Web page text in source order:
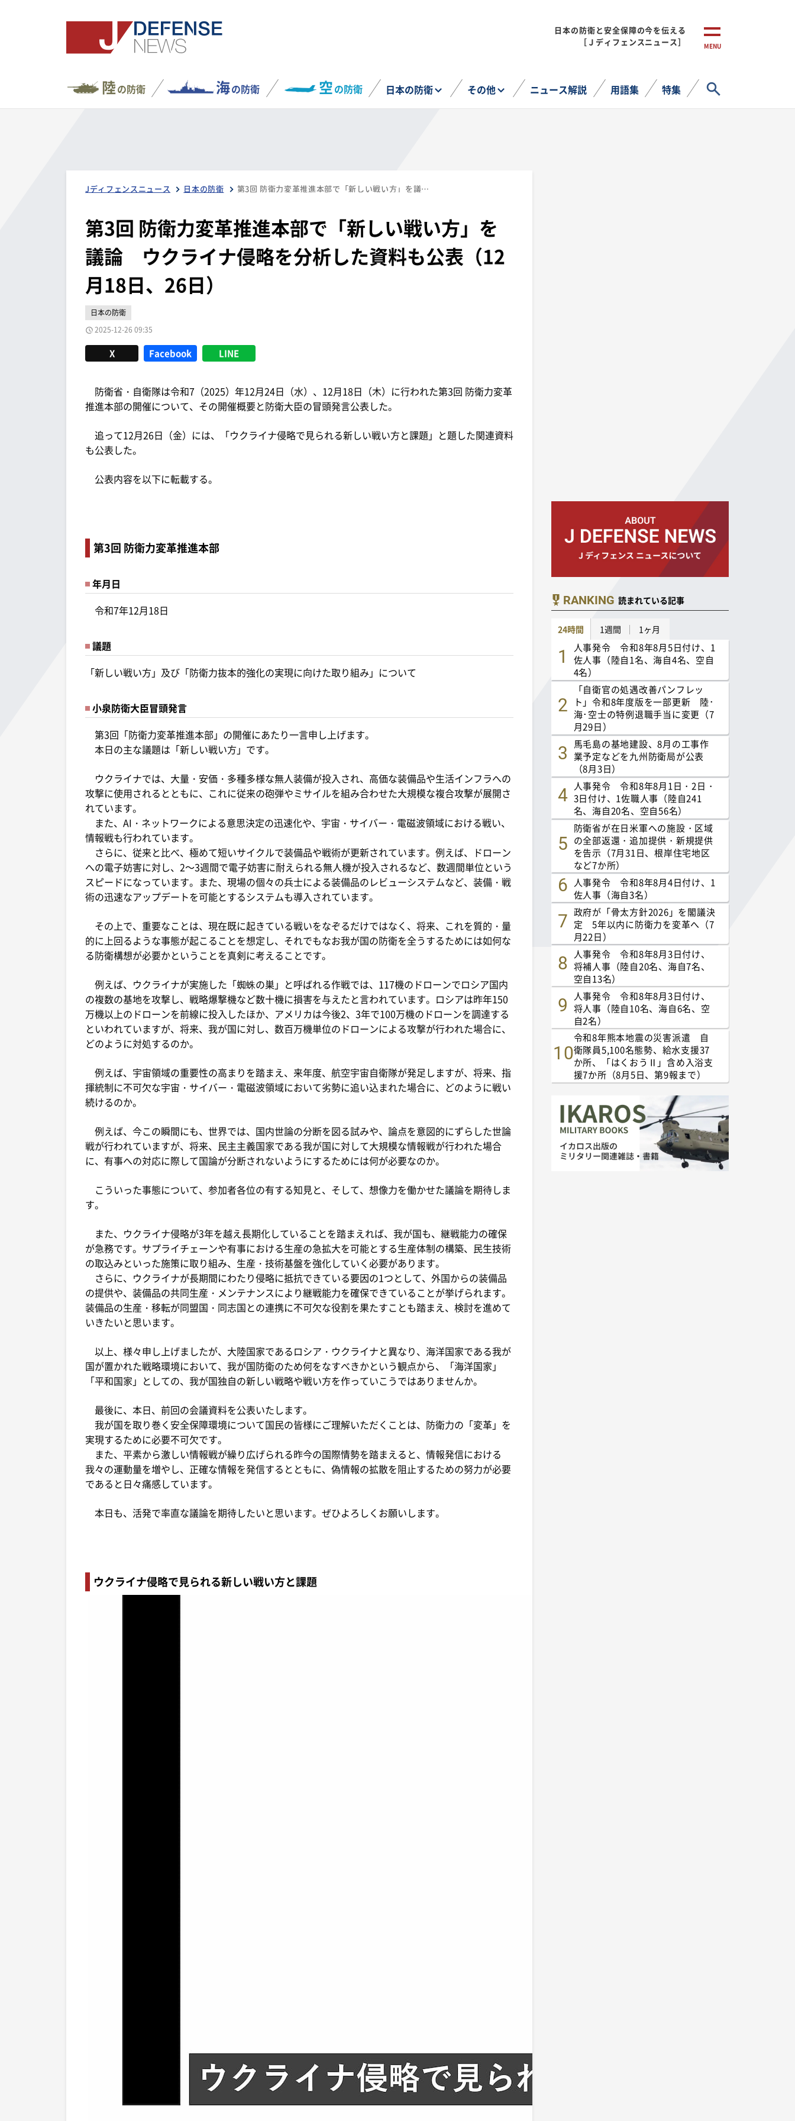
日本の防衛と安全保障の今を伝える
［Ｊディフェンスニュース］
MENU
陸の防衛 海の防衛 空の防衛 日本の防衛 その他 ニュース解説 用語集 特集
Jディフェンスニュース 日本の防衛 第3回 防衛力変革推進本部で「新しい戦い方」を議論 ウクライナ侵略を分析した資料も公表（12月18日、26日）
第3回 防衛力変革推進本部で「新しい戦い方」を
議論 ウクライナ侵略を分析した資料も公表（12
月18日、26日）
日本の防衛
2025-12-26 09:35
X Facebook LINE
防衛省・自衛隊は令和7（2025）年12月24日（水）、12月18日（木）に行われた第3回 防衛力変革
推進本部の開催について、その開催概要と防衛大臣の冒頭発言公表した。
追って12月26日（金）には、「ウクライナ侵略で見られる新しい戦い方と課題」と題した関連資料
も公表した。
公表内容を以下に転載する。
第3回 防衛力変革推進本部
年月日
令和7年12月18日
議題
「新しい戦い方」及び「防衛力抜本的強化の実現に向けた取り組み」について
小泉防衛大臣冒頭発言
第3回「防衛力変革推進本部」の開催にあたり一言申し上げます。
本日の主な議題は「新しい戦い方」です。
ウクライナでは、大量・安価・多種多様な無人装備が投入され、高価な装備品や生活インフラへの
攻撃に使用されるとともに、これに従来の砲弾やミサイルを組み合わせた大規模な複合攻撃が展開さ
れています。
また、AI・ネットワークによる意思決定の迅速化や、宇宙・サイバー・電磁波領域における戦い、
情報戦も行われています。
さらに、従来と比べ、極めて短いサイクルで装備品や戦術が更新されています。例えば、ドローン
への電子妨害に対し、2～3週間で電子妨害に耐えられる無人機が投入されるなど、数週間単位という
スピードになっています。また、現場の個々の兵士による装備品のレビューシステムなど、装備・戦
術の迅速なアップデートを可能とするシステムも導入されています。
その上で、重要なことは、現在既に起きている戦いをなぞるだけではなく、将来、これを質的・量
的に上回るような事態が起こることを想定し、それでもなお我が国の防衛を全うするためには如何な
る防衛構想が必要かということを真剣に考えることです。
例えば、ウクライナが実施した「蜘蛛の巣」と呼ばれる作戦では、117機のドローンでロシア国内
の複数の基地を攻撃し、戦略爆撃機など数十機に損害を与えたと言われています。ロシアは昨年150
万機以上のドローンを前線に投入したほか、アメリカは今後2、3年で100万機のドローンを調達する
といわれていますが、将来、我が国に対し、数百万機単位のドローンによる攻撃が行われた場合に、
どのように対処するのか。
例えば、宇宙領域の重要性の高まりを踏まえ、来年度、航空宇宙自衛隊が発足しますが、将来、指
揮統制に不可欠な宇宙・サイバー・電磁波領域において劣勢に追い込まれた場合に、どのように戦い
続けるのか。
例えば、今この瞬間にも、世界では、国内世論の分断を図る試みや、論点を意図的にずらした世論
戦が行われていますが、将来、民主主義国家である我が国に対して大規模な情報戦が行われた場合
に、有事への対応に際して国論が分断されないようにするためには何が必要なのか。
こういった事態について、参加者各位の有する知見と、そして、想像力を働かせた議論を期待しま
す。
また、ウクライナ侵略が3年を越え長期化していることを踏まえれば、我が国も、継戦能力の確保
が急務です。サプライチェーンや有事における生産の急拡大を可能とする生産体制の構築、民生技術
の取込みといった施策に取り組み、生産・技術基盤を強化していく必要があります。
さらに、ウクライナが長期間にわたり侵略に抵抗できている要因の1つとして、外国からの装備品
の提供や、装備品の共同生産・メンテナンスにより継戦能力を確保できていることが挙げられます。
装備品の生産・移転が同盟国・同志国との連携に不可欠な役割を果たすことも踏まえ、検討を進めて
いきたいと思います。
以上、様々申し上げましたが、大陸国家であるロシア・ウクライナと異なり、海洋国家である我が
国が置かれた戦略環境において、我が国防衛のため何をなすべきかという観点から、「海洋国家」
「平和国家」としての、我が国独自の新しい戦略や戦い方を作っていこうではありませんか。
最後に、本日、前回の会議資料を公表いたします。
我が国を取り巻く安全保障環境について国民の皆様にご理解いただくことは、防衛力の「変革」を
実現するために必要不可欠です。
また、平素から激しい情報戦が繰り広げられる昨今の国際情勢を踏まえると、情報発信における
我々の運動量を増やし、正確な情報を発信するとともに、偽情報の拡散を阻止するための努力が必要
であると日々痛感しています。
本日も、活発で率直な議論を期待したいと思います。ぜひよろしくお願いします。
ウクライナ侵略で見られる新しい戦い方と課題
RANKING 読まれている記事
24時間 1週間 1ヶ月
人事発令 令和8年8月5日付け、1
佐人事（陸自1名、海自4名、空自
4名）
「自衛官の処遇改善パンフレッ
ト」令和8年度版を一部更新 陸･
海･空士の特例退職手当に変更（7
月29日）
馬毛島の基地建設、8月の工事作
業予定などを九州防衛局が公表
（8月3日）
人事発令 令和8年8月1日・2日・
3日付け、1佐職人事（陸自241
名、海自20名、空自56名）
防衛省が在日米軍への施設・区域
の全部返還・追加提供・新規提供
を告示（7月31日、根岸住宅地区
など7か所）
人事発令 令和8年8月4日付け、1
佐人事（海自3名）
政府が「骨太方針2026」を閣議決
定 5年以内に防衛力を変革へ（7
月22日）
人事発令 令和8年8月3日付け、
将補人事（陸自20名、海自7名、
空自13名）
人事発令 令和8年8月3日付け、
将人事（陸自10名、海自6名、空
自2名）
令和8年熊本地震の災害派遣 自
衛隊員5,100名態勢、給水支援37
か所、「はくおうⅡ」含め入浴支
援7か所（8月5日、第9報まで）